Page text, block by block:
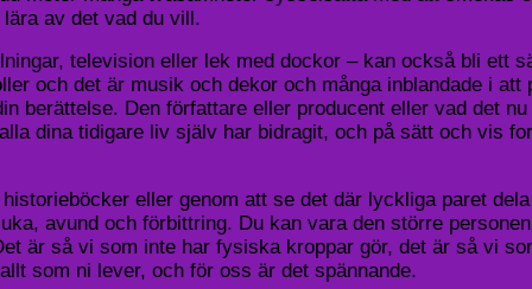
av det vad du vill.
television eller lek med dockor – kan också bli
och det är musik och dekor och många inblandade i
berättelse. Den författare eller producent eller vad det
dina tidigare liv själv har bidragit, och på sätt och vis
eller genom att se det där lyckliga paret
avund och förbittring. Du kan vara den större
är så vi som inte har fysiska kroppar gör, det är så vi
som ni lever, och för oss är det spännande.